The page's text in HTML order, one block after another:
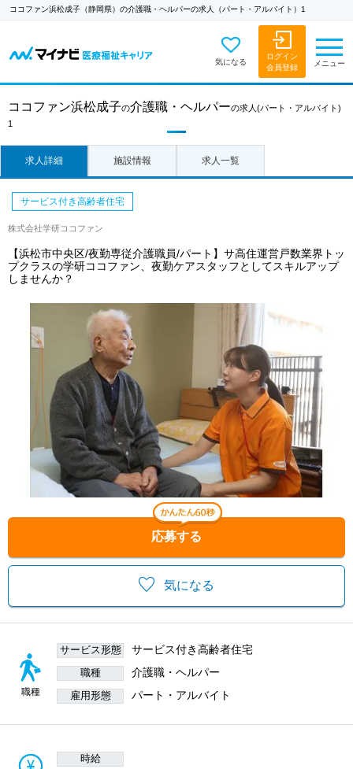
ココファン浜松成子（静岡県）の介護職・ヘルパーの求人（パート・アルバイト）1
気になる
ログイン
会員登録
メニュー
ココファン浜松成子の介護職・ヘルパーの求人 (パート・アルバイト)
1
求人詳細 施設情報 求人一覧
気になる
応募する
サービス付き高齢者住宅
株式会社学研ココファン
【浜松市中央区/夜勤専従介護職員/パート】サ高住運営戸数業界トッ
プクラスの学研ココファン、夜勤ケアスタッフとしてスキルアップ
しませんか？
職種
サービス形態 サービス付き高齢者住宅
職種 介護職・ヘルパー
雇用形態 パート・アルバイト
時給